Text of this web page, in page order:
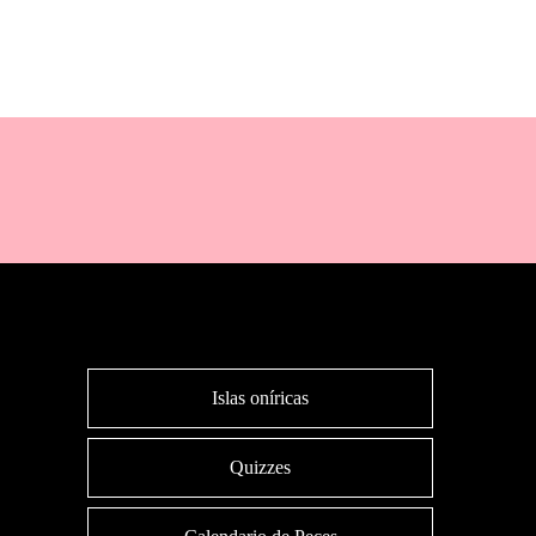
Islas oníricas
Quizzes